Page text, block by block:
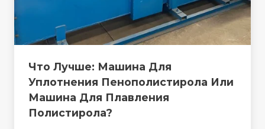
Что Лучше: Машина Для
Уплотнения Пенополистирола Или
Машина Для Плавления
Полистирола?